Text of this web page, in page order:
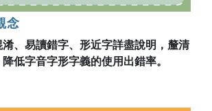
念
、易讀錯字、形近字詳盡說明，釐清
低字音字形字義的使用出錯率。